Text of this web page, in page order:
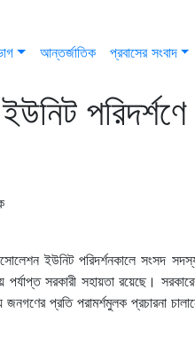
আন্তর্জাতিক প্রবাসের সংবাদ
পরিদর্শণে
ইউনিট পরিদর্শনকালে সংসদ
পর্যাপ্ত সরকারী সহায়তা রয়েছে।
প্রতি পরামর্শমুলক প্রচারনা